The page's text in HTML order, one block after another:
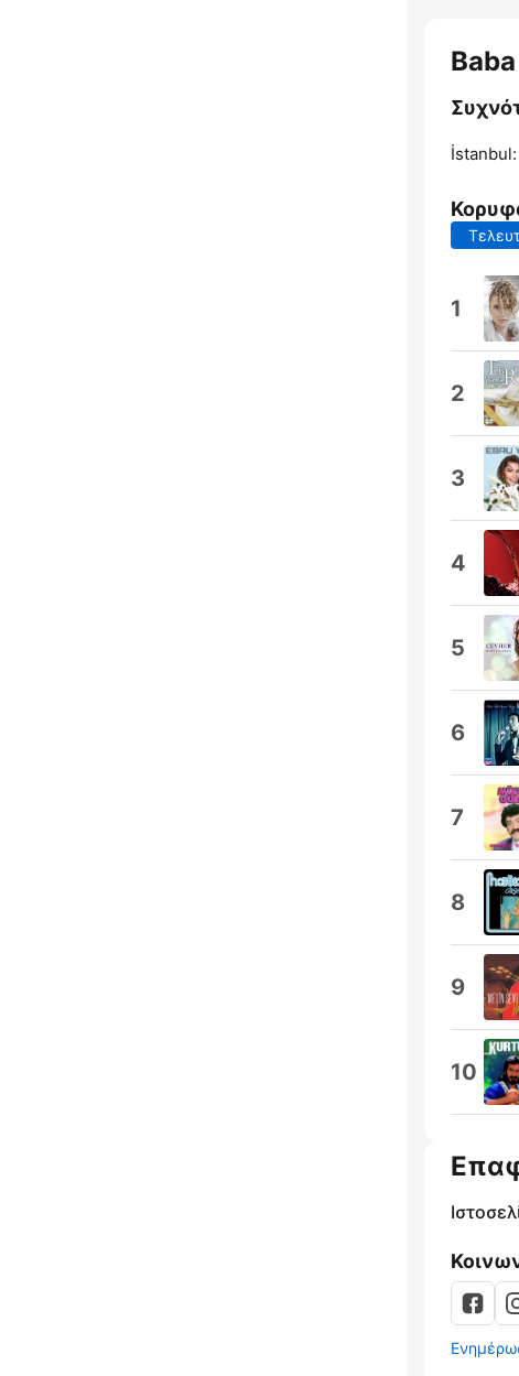
İstanbul:
1
2
3
4
5
6
7
8
9
10